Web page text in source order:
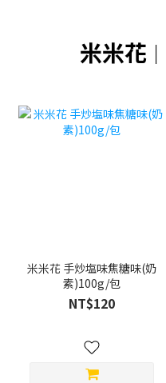
米米花 ｜
米米花 手炒塩味焦糖味(奶
素)100g/包
NT$120